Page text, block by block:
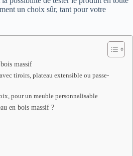
un choix sûr, tant pour votre
massif
tiroirs, plateau extensible ou passe-
pour un meuble personnalisable
en bois massif ?